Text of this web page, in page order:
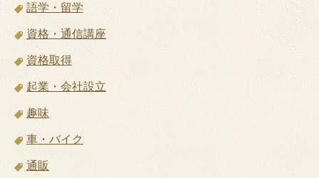
語学・留学
資格・通信講座
資格取得
起業・会社設立
趣味
車・バイク
通販